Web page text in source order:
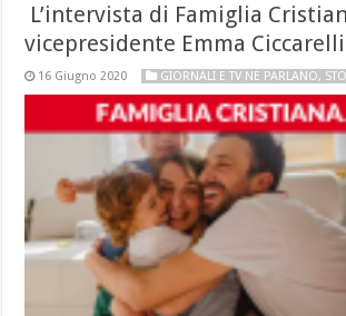
L’intervista di Famiglia
vicepresidente Emma Ciccarelli
16 Giugno 2020 GIORNALI E TV NE PARLANO,